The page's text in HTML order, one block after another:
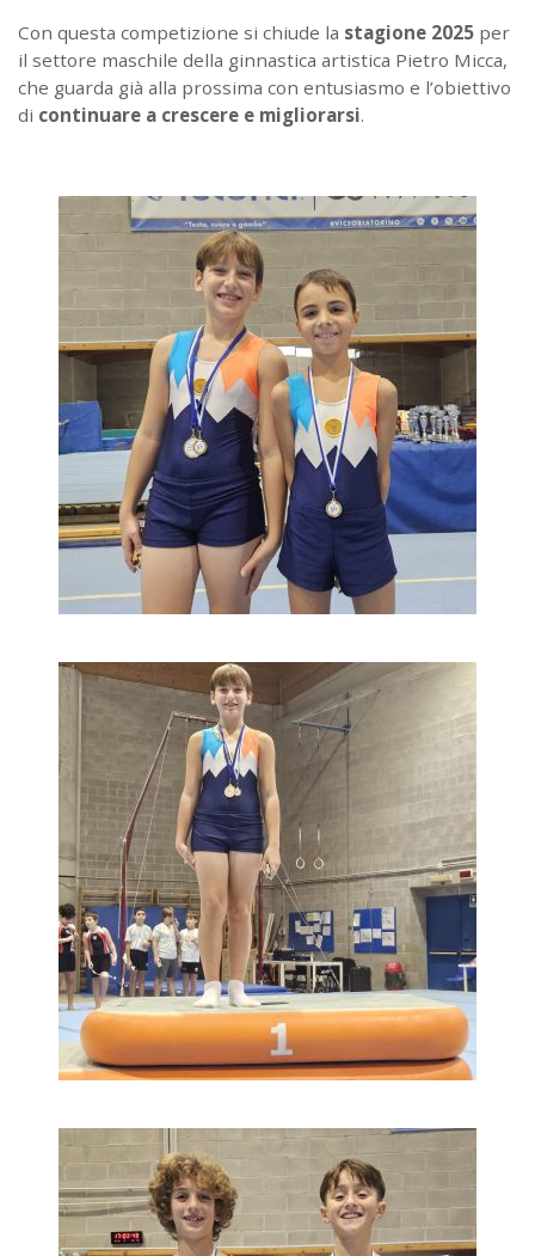
Con questa competizione si chiude la stagione 2025 per
il settore maschile della ginnastica artistica Pietro Micca,
che guarda già alla prossima con entusiasmo e l’obiettivo
di continuare a crescere e migliorarsi.